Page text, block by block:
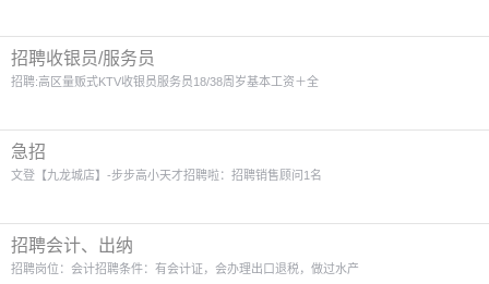
招聘收银员/服务员
招聘:高区量贩式KTV收银员服务员18/38周岁基本工资＋全
急招
文登【九龙城店】-步步高小天才招聘啦：招聘销售顾问1名
招聘会计、出纳
招聘岗位：会计招聘条件：有会计证，会办理出口退税，做过水产